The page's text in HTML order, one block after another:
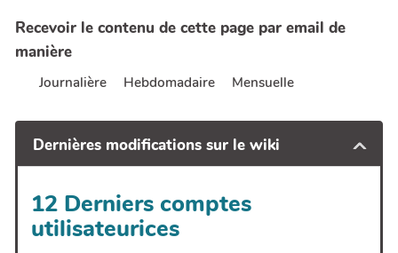
Recevoir le contenu de cette page par email de
manière
Journalière Hebdomadaire Mensuelle
Dernières modifications sur le wiki
12 Derniers comptes
utilisateurices